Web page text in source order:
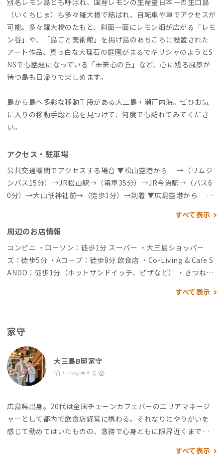
別名レモン島とも呼ばれ、国産レモンの生産量日本一の生口島
（いくちじま）も多々羅大橋で結ばれ、自転車や車でアクセスが
可能。多々羅大橋のたもと、斜面一面にレモン畑が広がる「レモ
ン谷」や、「島ごと美術館」を掲げ島のあちこちに設置された
アート作品、真っ白な大理石の庭園がまるでギリシャのようとS
NSでも話題になっている「未来心の丘」など、心に残る風景が
待つ島も日帰りで楽しめます。
島から島へ多彩な移動手段がある大三島・瀬戸内海。ぜひお気
に入りの移動手段と島を見つけて、何度でも訪れてみてくださ
い。
アクセス・駐車場
公共交通機関でアクセスする場合 ▼松山空港から →（リムジ
ンバス15分）→JR松山駅→（電車35分）→JR今治駅→（バス6
0分）→大山祇神社前→（徒歩1分）→到着 ▼広島空港から →
大三島BS→（バス25分）→大山祇神社前→（徒歩1分）→到着
自動車でアクセスする場合 ▼松山空港から →（一般道1時
間）→今治IC→（西瀬戸自動車道/しまなみ海道40分）→大三島I
C→（一般道10分）→到着 ▼広島空港から →（高速道55分）
→大三島IC→（一般道10分）→到着 ※松山空港、広島駅周辺に
が各社あります。お車での移動を検討されている方は参考にして
すべて表示
周辺のお店情報
コンビニ ・ローソン：徒歩1分 スーパー ・大三島ショッパー
ズ：徒歩5分 ・Aコープ：徒歩8分 飲食店 ・Co-Living & Cafe S
ANDO：徒歩1分（ホットサンドイッチ、ピザなど） ・きつねの
・大漁：徒歩1分（海鮮） ・よし川：徒歩10分（ファミリーレ
歩3分（地ワイン） ※島内飲食店は不定休・臨時休業となること
があり、事前に営業時間を確認していただくことをおすすめしま
す
すべて表示
家守
大三島B邸家守
いつも会える
広島県出身。 20代は全国チェーンカフェバーのエリアマネージ
ャーとして都内で飲食店経営に携わる。それなりにやりがいを
感じて勤めてはいたものの、激務で心身ともに限界近くまで働
ビジネスに疑問を持ち始め、自分に合った働き方を模索するた
すべて表示